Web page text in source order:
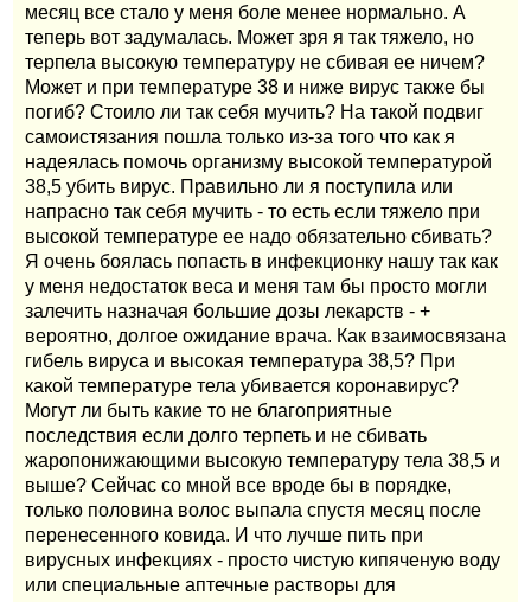
месяц все стало у меня боле менее нормально. А
теперь вот задумалась. Может зря я так тяжело, но
терпела высокую температуру не сбивая ее ничем?
Может и при температуре 38 и ниже вирус также бы
погиб? Стоило ли так себя мучить? На такой подвиг
самоистязания пошла только из-за того что как я
надеялась помочь организму высокой температурой
38,5 убить вирус. Правильно ли я поступила или
напрасно так себя мучить - то есть если тяжело при
высокой температуре ее надо обязательно сбивать?
Я очень боялась попасть в инфекционку нашу так как
у меня недостаток веса и меня там бы просто могли
залечить назначая большие дозы лекарств - +
вероятно, долгое ожидание врача. Как взаимосвязана
гибель вируса и высокая температура 38,5? При
какой температуре тела убивается коронавирус?
Могут ли быть какие то не благоприятные
последствия если долго терпеть и не сбивать
жаропонижающими высокую температуру тела 38,5 и
выше? Сейчас со мной все вроде бы в порядке,
только половина волос выпала спустя месяц после
перенесенного ковида. И что лучше пить при
вирусных инфекциях - просто чистую кипяченую воду
или специальные аптечные растворы для